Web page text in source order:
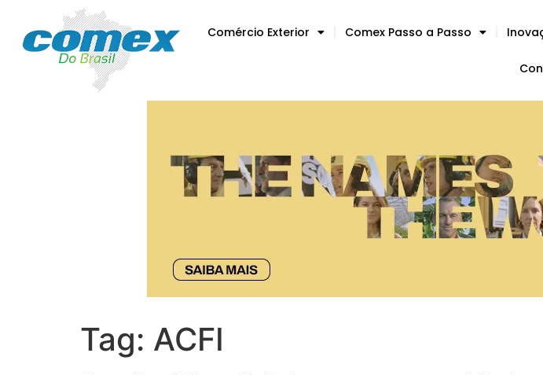
Comércio Exterior Comex Passo a Passo
Tag: ACFI